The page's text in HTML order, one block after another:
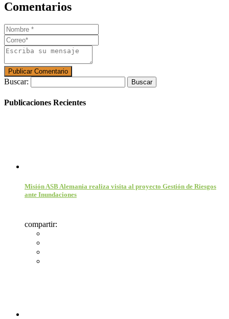
Comentarios
Buscar:
Publicaciones Recientes
Misión ASB Alemania realiza visita al proyecto Gestión de Riesgos
ante Inundaciones
compartir: